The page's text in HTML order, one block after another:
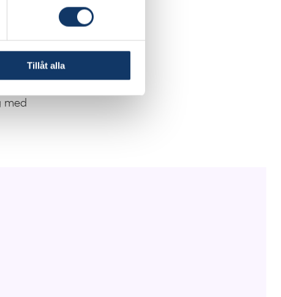
Tillåt alla
Fokus ligger på
en stärkt
starkt team men
med